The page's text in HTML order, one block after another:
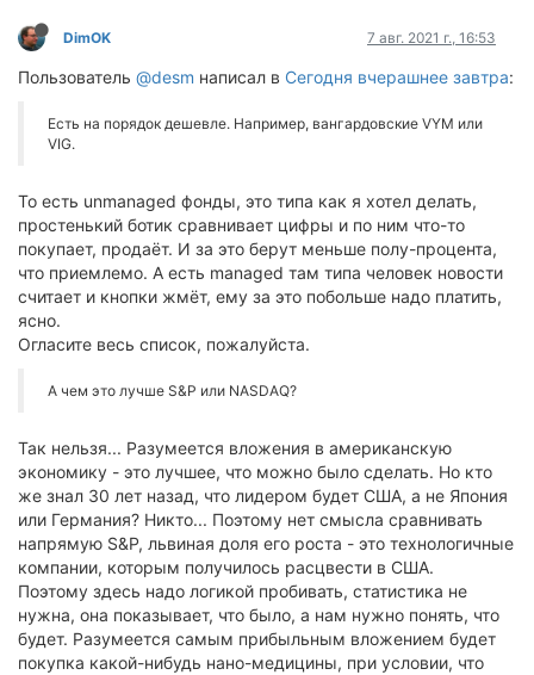
DimOK 7 авг. 2021 г., 16:53
Пользователь @desm написал в Сегодня вчерашнее завтра:
Есть на порядок дешевле. Например, вангардовские VYM или
VIG.
То есть unmanaged фонды, это типа как я хотел делать,
простенький ботик сравнивает цифры и по ним что-то
покупает, продаёт. И за это берут меньше полу-процента,
что приемлемо. А есть managed там типа человек новости
считает и кнопки жмёт, ему за это побольше надо платить,
ясно.
Огласите весь список, пожалуйста.
А чем это лучше S&P или NASDAQ?
Так нельзя... Разумеется вложения в американскую
экономику - это лучшее, что можно было сделать. Но кто
же знал 30 лет назад, что лидером будет США, а не Япония
или Германия? Никто... Поэтому нет смысла сравнивать
напрямую S&P, львиная доля его роста - это технологичные
компании, которым получилось расцвести в США.
Поэтому здесь надо логикой пробивать, статистика не
нужна, она показывает, что было, а нам нужно понять, что
будет. Разумеется самым прибыльным вложением будет
покупка какой-нибудь нано-медицины, при условии, что